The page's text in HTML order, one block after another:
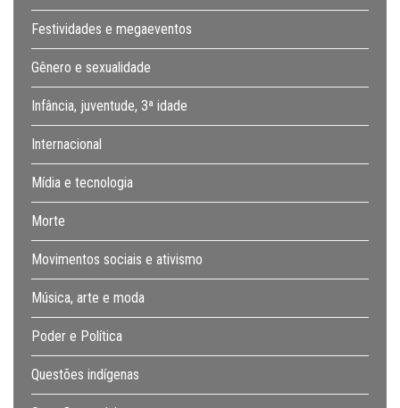
Festividades e megaeventos
Gênero e sexualidade
Infância, juventude, 3ª idade
Internacional
Mídia e tecnologia
Morte
Movimentos sociais e ativismo
Música, arte e moda
Poder e Política
Questões indígenas